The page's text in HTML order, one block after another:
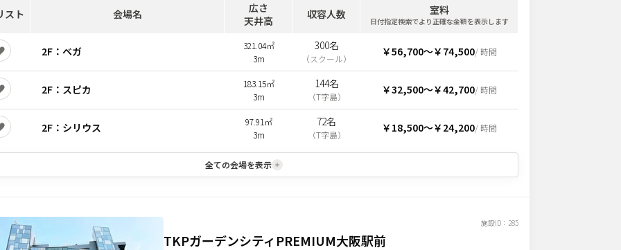
スト 会場名
広さ
天井高
収容人数 室料
日付指定検索でより正確な金額を表示します
2F：ベガ
321.04㎡
3m
300名
（スクール）
￥56,700〜￥74,500/ 時間
2F：スピカ
183.15㎡
3m
144名
（T字島）
￥32,500〜￥42,700/ 時間
2F：シリウス
97.91㎡
3m
72名
（T字島）
￥18,500〜￥24,200/ 時間
全ての会場を表示
施設ID： 285
TKPガーデンシティPREMIUM大阪駅前